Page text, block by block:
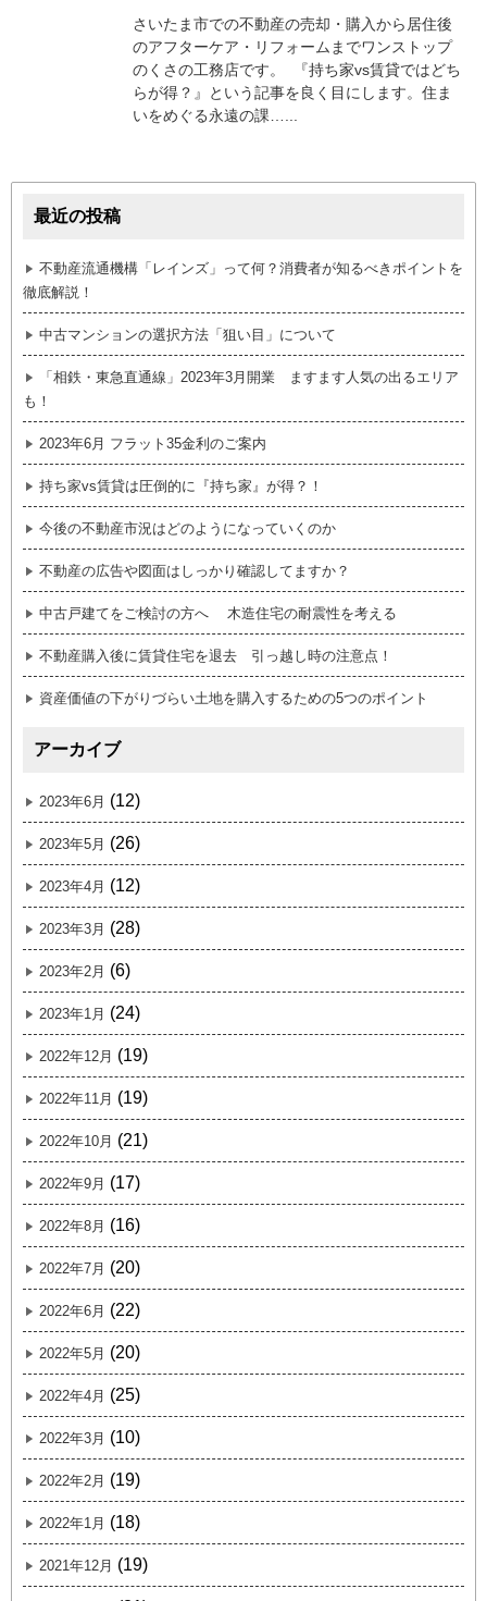
さいたま市での不動産の売却・購入から居住後
のアフターケア・リフォームまでワンストップ
のくさの工務店です。 『持ち家vs賃貸ではどち
らが得？』という記事を良く目にします。住ま
いをめぐる永遠の課…...
最近の投稿
不動産流通機構「レインズ」って何？消費者が知るべきポイントを
徹底解説！
中古マンションの選択方法「狙い目」について
「相鉄・東急直通線」2023年3月開業 ますます人気の出るエリア
も！
2023年6月 フラット35金利のご案内
持ち家vs賃貸は圧倒的に『持ち家』が得？！
今後の不動産市況はどのようになっていくのか
不動産の広告や図面はしっかり確認してますか？
中古戸建てをご検討の方へ 木造住宅の耐震性を考える
不動産購入後に賃貸住宅を退去 引っ越し時の注意点！
資産価値の下がりづらい土地を購入するための5つのポイント
アーカイブ
2023年6月 (12)
2023年5月 (26)
2023年4月 (12)
2023年3月 (28)
2023年2月 (6)
2023年1月 (24)
2022年12月 (19)
2022年11月 (19)
2022年10月 (21)
2022年9月 (17)
2022年8月 (16)
2022年7月 (20)
2022年6月 (22)
2022年5月 (20)
2022年4月 (25)
2022年3月 (10)
2022年2月 (19)
2022年1月 (18)
2021年12月 (19)